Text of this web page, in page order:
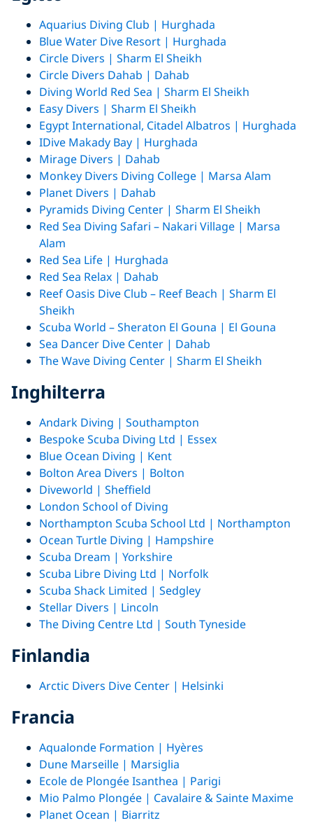
Aquarius Diving Club | Hurghada
Blue Water Dive Resort | Hurghada
Circle Divers | Sharm El Sheikh
Circle Divers Dahab | Dahab
Diving World Red Sea | Sharm El Sheikh
Easy Divers | Sharm El Sheikh
Egypt International, Citadel Albatros | Hurghada
IDive Makady Bay | Hurghada
Mirage Divers | Dahab
Monkey Divers Diving College | Marsa Alam
Planet Divers | Dahab
Pyramids Diving Center | Sharm El Sheikh
Red Sea Diving Safari – Nakari Village | Marsa
Alam
Red Sea Life | Hurghada
Red Sea Relax | Dahab
Reef Oasis Dive Club – Reef Beach | Sharm El
Sheikh
Scuba World – Sheraton El Gouna | El Gouna
Sea Dancer Dive Center | Dahab
The Wave Diving Center | Sharm El Sheikh
Inghilterra
Andark Diving | Southampton
Bespoke Scuba Diving Ltd | Essex
Blue Ocean Diving | Kent
Bolton Area Divers | Bolton
Diveworld | Sheffield
London School of Diving
Northampton Scuba School Ltd | Northampton
Ocean Turtle Diving | Hampshire
Scuba Dream | Yorkshire
Scuba Libre Diving Ltd | Norfolk
Scuba Shack Limited | Sedgley
Stellar Divers | Lincoln
The Diving Centre Ltd | South Tyneside
Finlandia
Arctic Divers Dive Center | Helsinki
Francia
Aqualonde Formation | Hyères
Dune Marseille | Marsiglia
Ecole de Plongée Isanthea | Parigi
Mio Palmo Plongée | Cavalaire & Sainte Maxime
Planet Ocean | Biarritz